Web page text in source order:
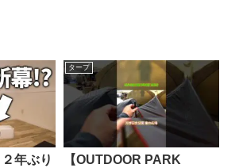
年ぶり
タープ
【OUTDOOR PARK